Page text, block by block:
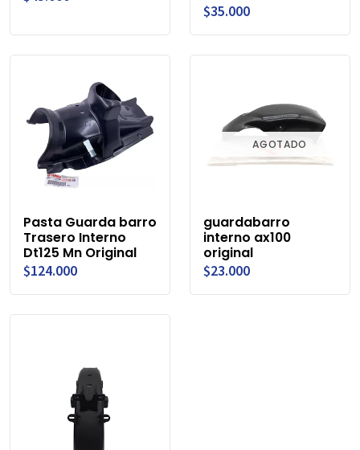
$35.000
Pasta Guarda barro
Trasero Interno
Dt125 Mn Original
$124.000
AGOTADO
guardabarro
interno ax100
original
$23.000